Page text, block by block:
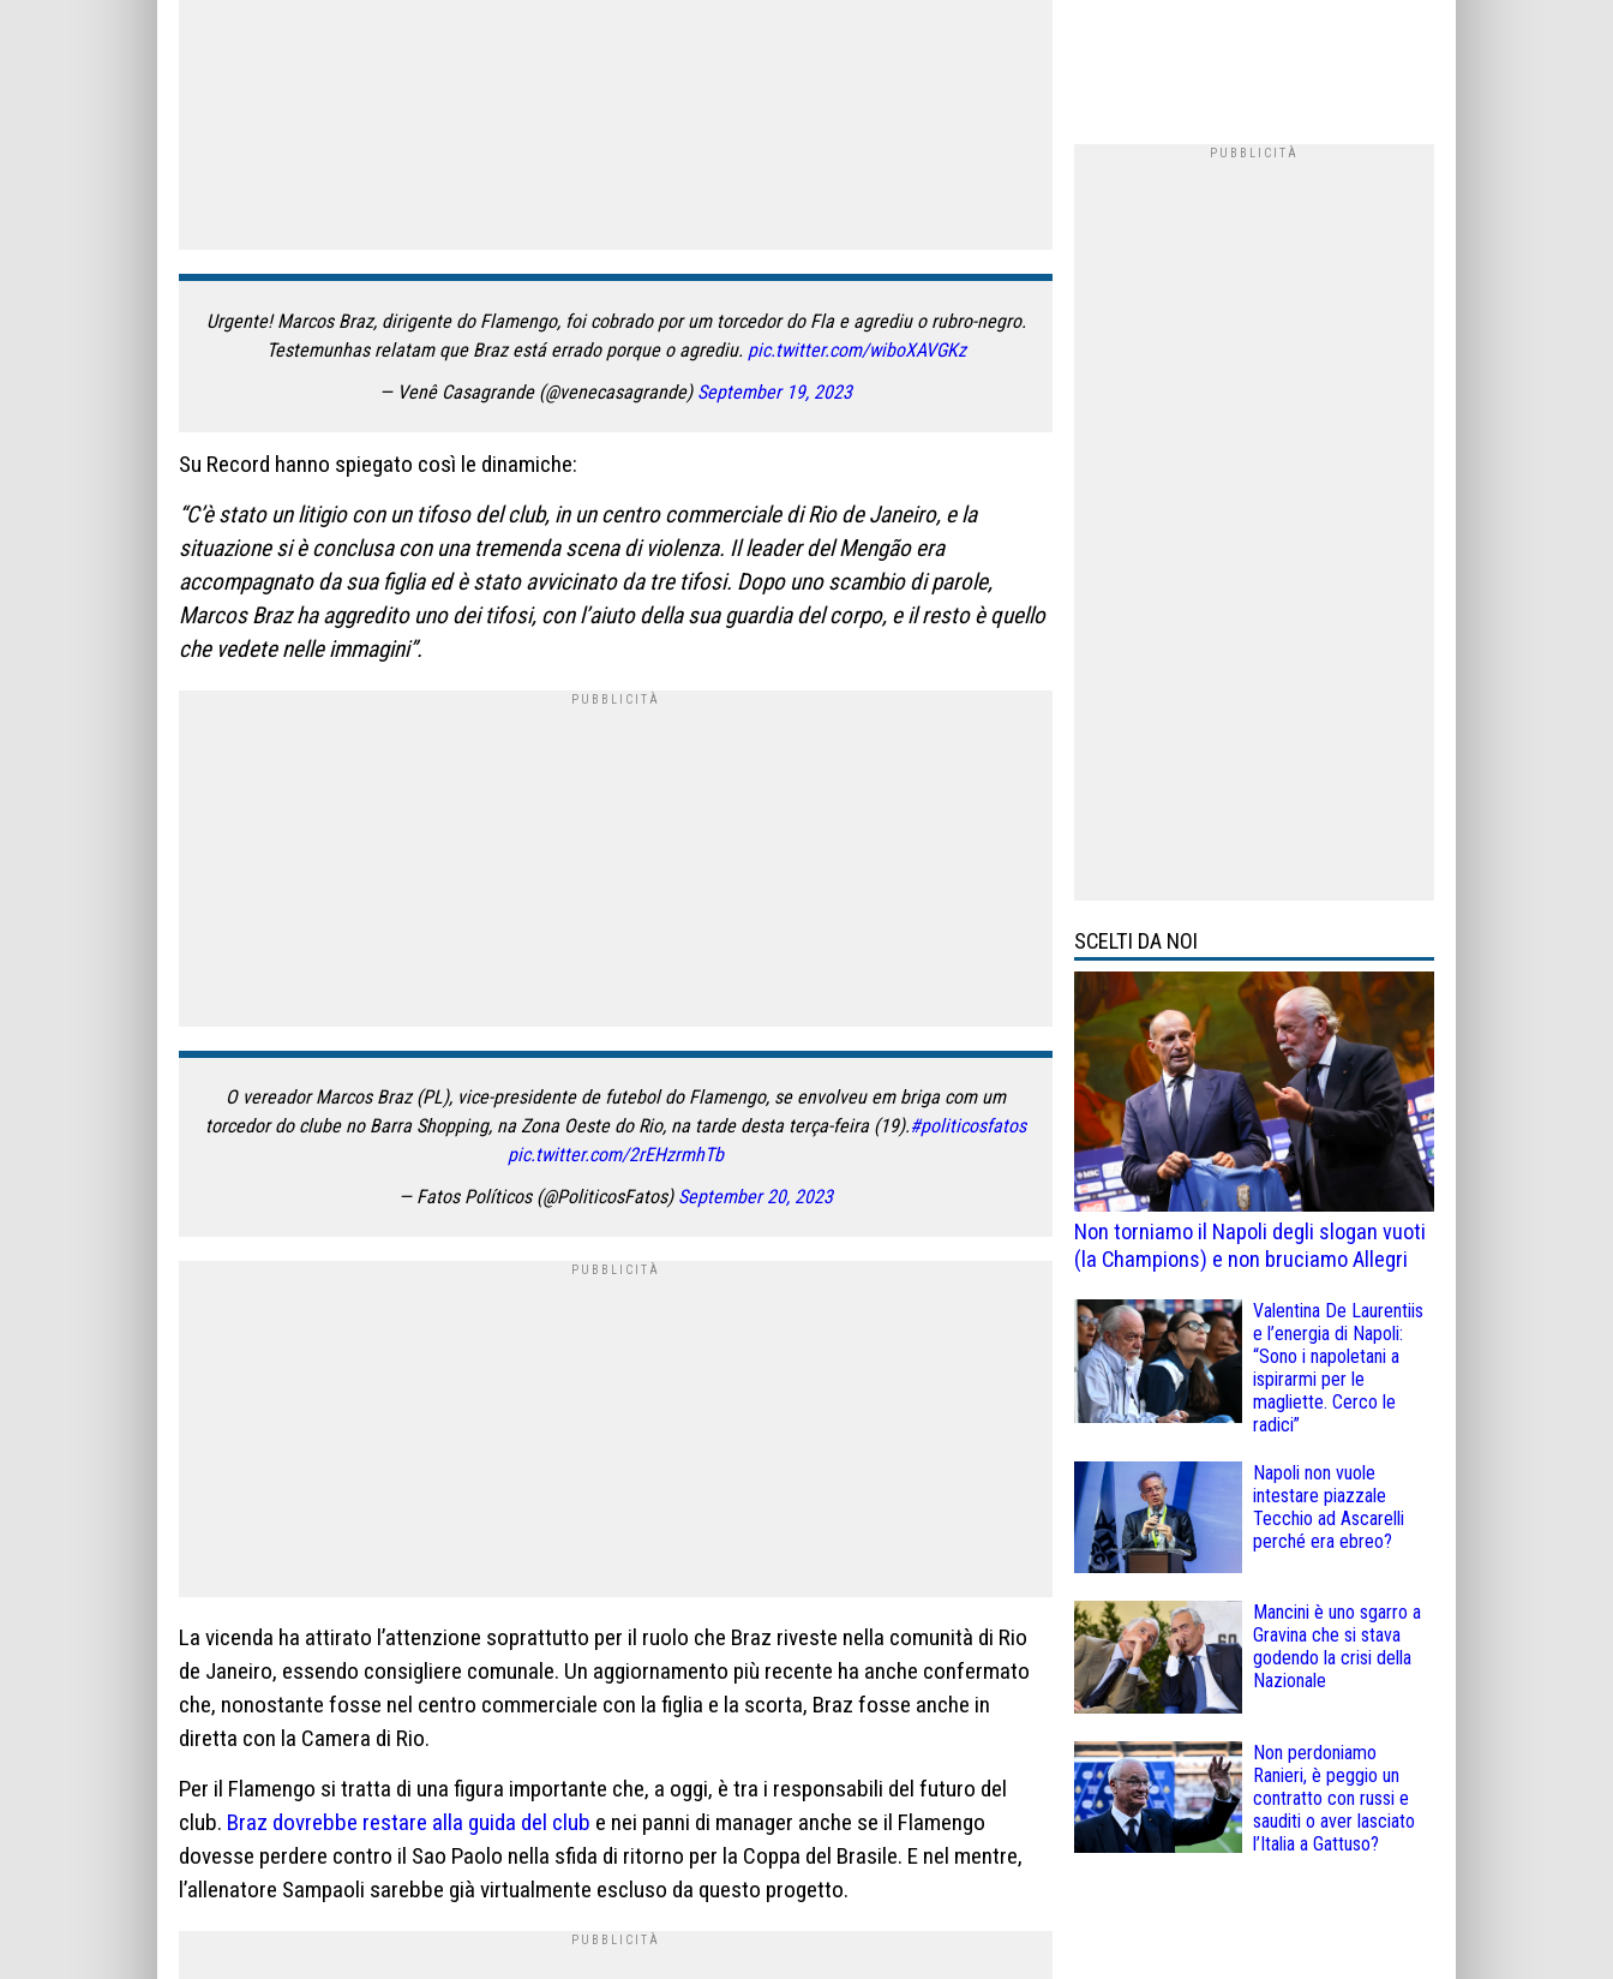
Urgente! Marcos Braz, dirigente do Flamengo, foi cobrado por um torcedor do Fla e agrediu o rubro-negro.
Testemunhas relatam que Braz está errado porque o agrediu. pic.twitter.com/wiboXAVGKz
— Venê Casagrande (@venecasagrande) September 19, 2023
Su Record hanno spiegato così le dinamiche:
“C’è stato un litigio con un tifoso del club, in un centro commerciale di Rio de Janeiro, e la
situazione si è conclusa con una tremenda scena di violenza. Il leader del Mengão era
accompagnato da sua figlia ed è stato avvicinato da tre tifosi. Dopo uno scambio di parole,
Marcos Braz ha aggredito uno dei tifosi, con l’aiuto della sua guardia del corpo, e il resto è quello
che vedete nelle immagini”.
O vereador Marcos Braz (PL), vice-presidente de futebol do Flamengo, se envolveu em briga com um
torcedor do clube no Barra Shopping, na Zona Oeste do Rio, na tarde desta terça-feira (19).#politicosfatos
pic.twitter.com/2rEHzrmhTb
— Fatos Políticos (@PoliticosFatos) September 20, 2023
La vicenda ha attirato l’attenzione soprattutto per il ruolo che Braz riveste nella comunità di Rio
de Janeiro, essendo consigliere comunale. Un aggiornamento più recente ha anche confermato
che, nonostante fosse nel centro commerciale con la figlia e la scorta, Braz fosse anche in
diretta con la Camera di Rio.
Per il Flamengo si tratta di una figura importante che, a oggi, è tra i responsabili del futuro del
club. Braz dovrebbe restare alla guida del club e nei panni di manager anche se il Flamengo
dovesse perdere contro il Sao Paolo nella sfida di ritorno per la Coppa del Brasile. E nel mentre,
l’allenatore Sampaoli sarebbe già virtualmente escluso da questo progetto.
SCELTI DA NOI
Non torniamo il Napoli degli slogan vuoti
(la Champions) e non bruciamo Allegri
Valentina De Laurentiis
e l’energia di Napoli:
“Sono i napoletani a
ispirarmi per le
magliette. Cerco le
radici”
Napoli non vuole
intestare piazzale
Tecchio ad Ascarelli
perché era ebreo?
Mancini è uno sgarro a
Gravina che si stava
godendo la crisi della
Nazionale
Non perdoniamo
Ranieri, è peggio un
contratto con russi e
sauditi o aver lasciato
l’Italia a Gattuso?